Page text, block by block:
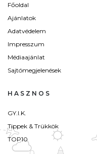
Főoldal
Ajánlatok
Adatvédelem
Impresszum
Médiaajánlat
Sajtómegjelenések
HASZNOS
GY.I.K.
Tippek & Trükkök
TOP10